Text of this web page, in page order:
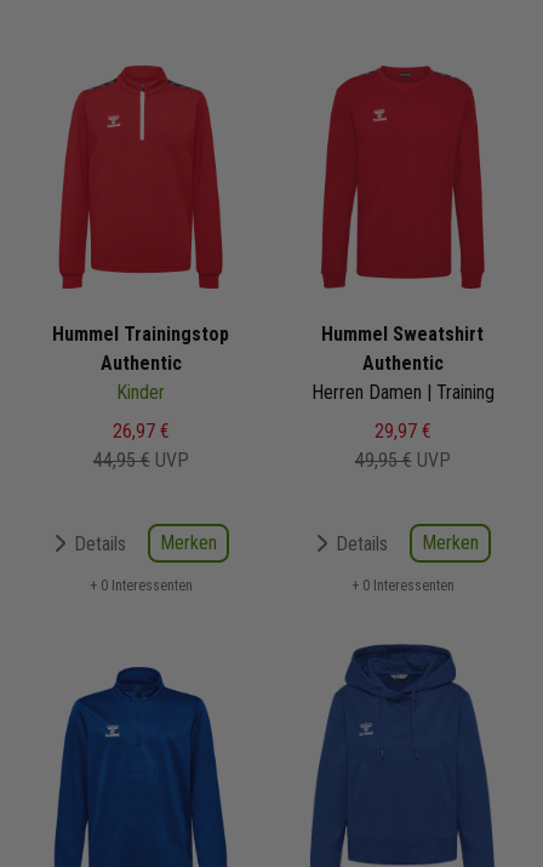
Hummel Trainingstop
Authentic
Kinder
26,97 €
44,95 € UVP
Details Merken
+ 0 Interessenten
Hummel Sweatshirt
Authentic
Herren Damen | Training
29,97 €
49,95 € UVP
Details Merken
+ 0 Interessenten